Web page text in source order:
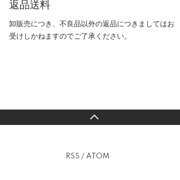
返品送料
卸販売につき、不良品以外の返品につきましてはお
受けしかねますのでご了承ください。
RSS / ATOM